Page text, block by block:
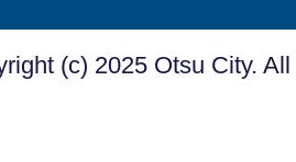
(c) 2025 Otsu City.